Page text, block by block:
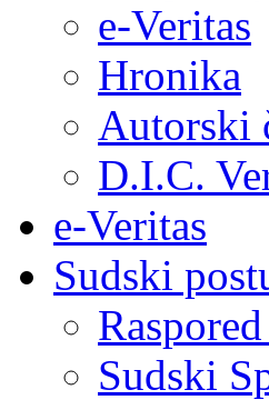
e-Veritas
Hronika
Autorski
D.I.C.
e-Veritas
Sudski
Sudski